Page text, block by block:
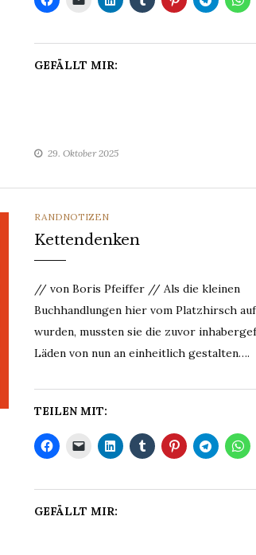
GEFÄLLT MIR:
29. Oktober 2025
CATEGORIES
RANDNOTIZEN
Kettendenken
// von Boris Pfeiffer // Als die kleinen
Buchhandlungen hier vom Platzhirsch
wurden, mussten sie die zuvor
Läden von nun an einheitlich gestalten….
TEILEN MIT:
GEFÄLLT MIR: